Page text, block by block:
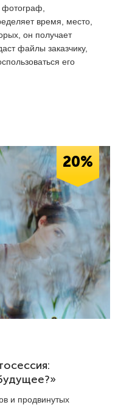
время, место,
он получает
файлы заказчику,
его
20%
и продвинутых